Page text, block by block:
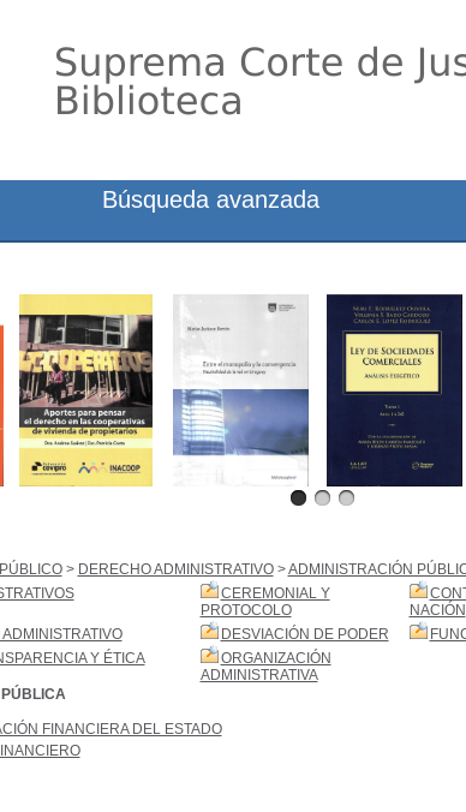
> DERECHO ADMINISTRATIVO>ADMINISTRACIÓN
CEREMONIAL Y
PROTOCOLO
NACIÓN
DESVIACIÓN DE PODER
Y ÉTICA
ORGANIZACIÓN
ADMINISTRATIVA
FINANCIERA DEL ESTADO
Búsqueda avanzada